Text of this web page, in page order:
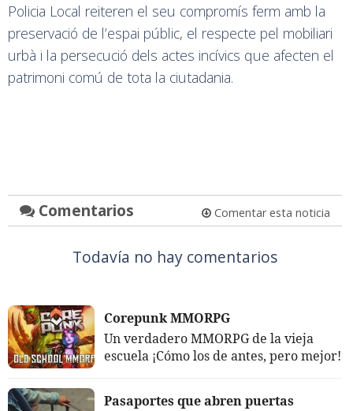
Policia Local reiteren el seu compromís ferm amb la
preservació de l’espai públic, el respecte pel mobiliari
urbà i la persecució dels actes incívics que afecten el
patrimoni comú de tota la ciutadania.
Comentarios Comentar esta noticia
Todavía no hay comentarios
Corepunk MMORPG
Un verdadero MMORPG de la vieja
escuela ¡Cómo los de antes, pero mejor!
Pasaportes que abren puertas